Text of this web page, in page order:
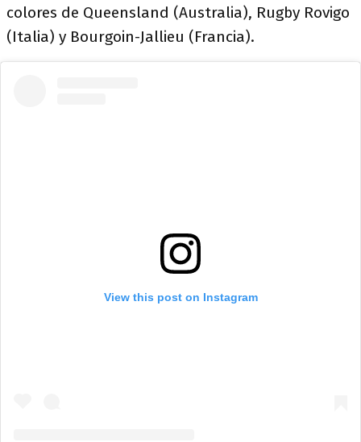
colores de Queensland (Australia), Rugby Rovigo
(Italia) y Bourgoin-Jallieu (Francia).
View this post on Instagram